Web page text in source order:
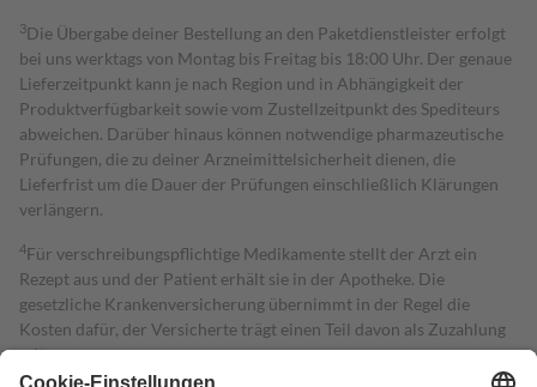
3Die Übergabe deiner Bestellung an den Paketdienstleister erfolgt
bei uns werktags von Montag bis Freitag bis 18:00 Uhr. Der genaue
Lieferzeitpunkt kann je nach Region und in Abhängigkeit der
Produktverfügbarkeit sowie vom Zustellzeitpunkt des Spediteurs
abweichen. Darüber hinaus können notwendige pharmazeutische
Prüfungen, die zu deiner Arzneimittelsicherheit dienen, die
Lieferfrist um die Dauer der Prüfungen einschließlich Klärungen
verlängern.
4Für verschreibungspflichtige Medikamente stellt der Arzt ein
Rezept aus und der Patient erhält sie in der Apotheke. Die
gesetzliche Krankenversicherung übernimmt in der Regel die
Kosten dafür, der Versicherte trägt einen Teil davon als Zuzahlung
mit.
Grundsätzlich leisten Mitglieder Zuzahlungen in Höhe von zehn